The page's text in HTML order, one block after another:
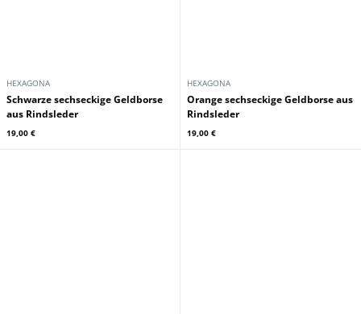
HEXAGONA
Schwarze sechseckige Geldborse
aus Rindsleder
19,00 €
HEXAGONA
Orange sechseckige Geldborse aus
Rindsleder
19,00 €